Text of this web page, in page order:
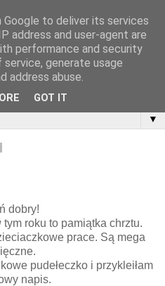
▼
dobry!
roku to pamiątka chrztu.
prace. Są mega
pudełeczko i przykleiłam
napis.
to deliver its services
address and user-agent are
performance and security
generate usage
address abuse.
GOT IT